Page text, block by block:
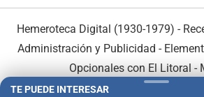
Hemeroteca Digital (1930-1979) -
Administración y Publicidad -
Opcionales con El Litoral -
TE PUEDE INTERESAR